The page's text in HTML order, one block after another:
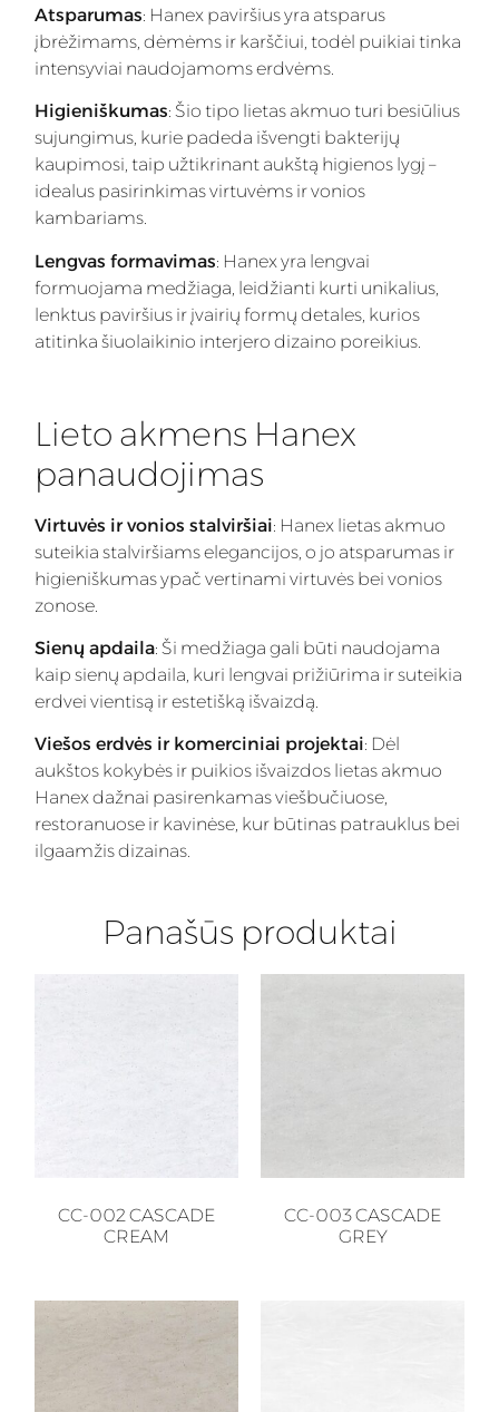
Atsparumas: Hanex paviršius yra atsparus
įbrėžimams, dėmėms ir karščiui, todėl puikiai tinka
intensyviai naudojamoms erdvėms.
Higieniškumas: Šio tipo lietas akmuo turi besiūlius
sujungimus, kurie padeda išvengti bakterijų
kaupimosi, taip užtikrinant aukštą higienos lygį –
idealus pasirinkimas virtuvėms ir vonios
kambariams.
Lengvas formavimas: Hanex yra lengvai
formuojama medžiaga, leidžianti kurti unikalius,
lenktus paviršius ir įvairių formų detales, kurios
atitinka šiuolaikinio interjero dizaino poreikius.
Lieto akmens Hanex
panaudojimas
Virtuvės ir vonios stalviršiai: Hanex lietas akmuo
suteikia stalviršiams elegancijos, o jo atsparumas ir
higieniškumas ypač vertinami virtuvės bei vonios
zonose.
Sienų apdaila: Ši medžiaga gali būti naudojama
kaip sienų apdaila, kuri lengvai prižiūrima ir suteikia
erdvei vientisą ir estetišką išvaizdą.
Viešos erdvės ir komerciniai projektai: Dėl
aukštos kokybės ir puikios išvaizdos lietas akmuo
Hanex dažnai pasirenkamas viešbučiuose,
restoranuose ir kavinėse, kur būtinas patrauklus bei
ilgaamžis dizainas.
Panašūs produktai
CC-002 CASCADE
CREAM
CC-003 CASCADE
GREY